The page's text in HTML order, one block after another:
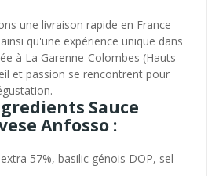
une livraison rapide en France
qu'une expérience unique dans
à La Garenne-Colombes (Hauts-
et passion se rencontrent pour
Sauce
Anfosso :
57%, basilic génois DOP, sel